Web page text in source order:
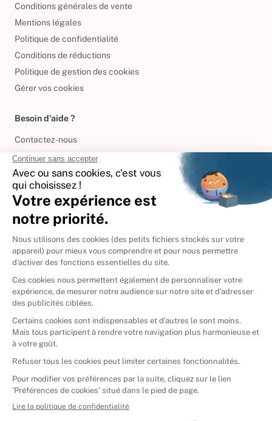
Conditions générales de vente
Mentions légales
Politique de confidentialité
Conditions de réductions
Politique de gestion des cookies
Gérer vos cookies
Besoin d'aide ?
Contactez-nous
International
🇪🇸Espagne
🇮🇹Italie
Donner vos livres